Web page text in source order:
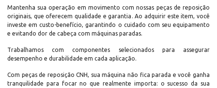
Mantenha sua operação em movimento com nossas peças de reposição
originais, que oferecem qualidade e garantia. Ao adquirir este item, você
investe em custo-benefício, garantindo o cuidado com seu equipamento
e evitando dor de cabeça com máquinas paradas.
Trabalhamos com componentes selecionados para assegurar
desempenho e durabilidade em cada aplicação.
Com peças de reposição CNH, sua máquina não fica parada e você ganha
tranquilidade para focar no que realmente importa: o sucesso da sua